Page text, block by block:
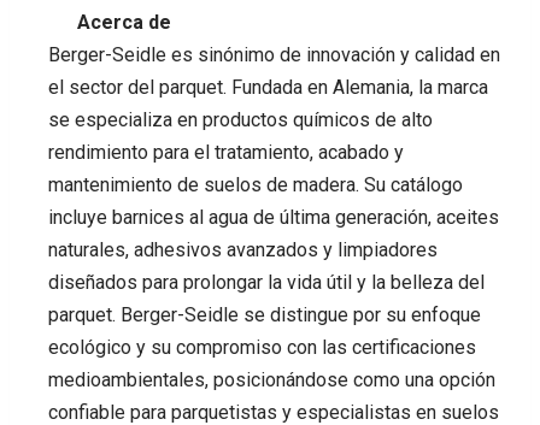
Acerca de
Berger-Seidle es sinónimo de innovación y calidad en
el sector del parquet. Fundada en Alemania, la marca
se especializa en productos químicos de alto
rendimiento para el tratamiento, acabado y
mantenimiento de suelos de madera. Su catálogo
incluye barnices al agua de última generación, aceites
naturales, adhesivos avanzados y limpiadores
diseñados para prolongar la vida útil y la belleza del
parquet. Berger-Seidle se distingue por su enfoque
ecológico y su compromiso con las certificaciones
medioambientales, posicionándose como una opción
confiable para parquetistas y especialistas en suelos